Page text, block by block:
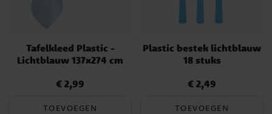
Tafelkleed Plastic -
Lichtblauw 137x274 cm
Prijs :€ 2,99
€ 2,99
TOEVOEGEN
Plastic bestek lichtblauw
18 stuks
Prijs :€ 2,49
€ 2,49
TOEVOEGEN